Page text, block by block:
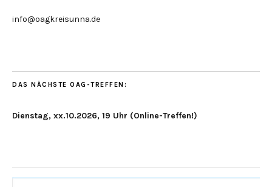
info@oagkreisunna.de
DAS NÄCHSTE OAG-TREFFEN:
Dienstag, xx.10.2026, 19 Uhr (Online-Treffen!)